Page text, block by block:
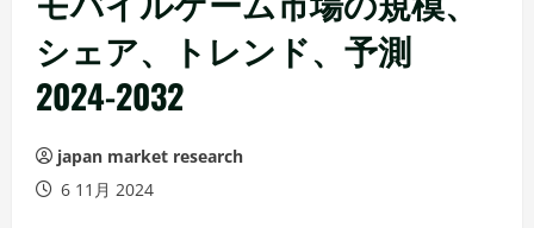
シェア、トレンド、予測
2024-2032
japan market research
6 11月 2024